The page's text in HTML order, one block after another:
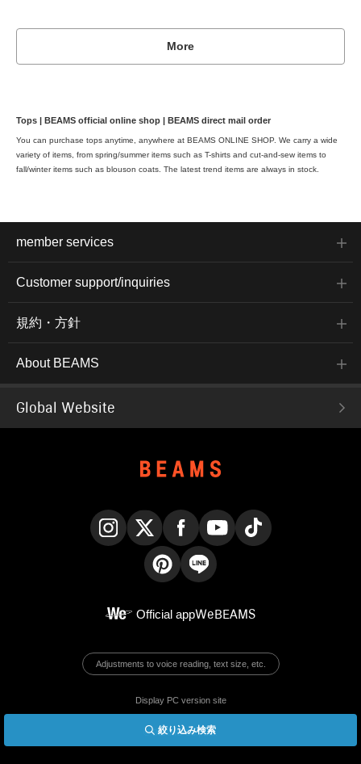
絞り込み検索
More
Tops | BEAMS official online shop | BEAMS direct mail order
You can purchase tops anytime, anywhere at BEAMS ONLINE SHOP. We carry a wide
variety of items, from spring/summer items such as T-shirts and cut-and-sew items to
fall/winter items such as blouson coats. The latest trend items are always in stock.
member services
Customer support/inquiries
規約・方針
About BEAMS
Global Website
Official appWeBEAMS
Adjustments to voice reading, text size, etc.
Display PC version site
© BEAMS Co., Ltd.
English